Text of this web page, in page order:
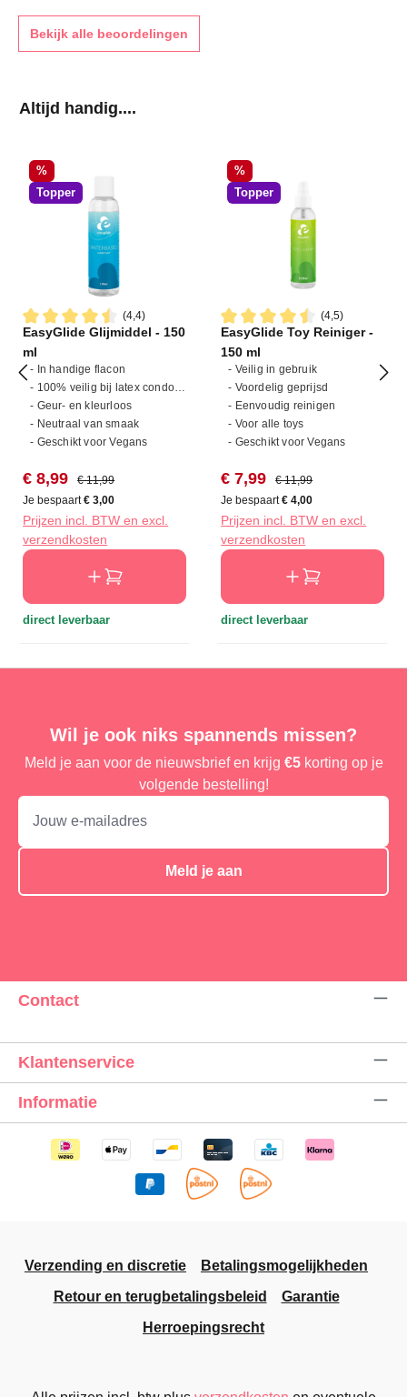
Bekijk alle beoordelingen
Productgalerij overslaan
Altijd handig....
Korting
%
Topper
(4,4)
Gemiddelde waardering van 4.4 van 5 sterren
EasyGlide Glijmiddel - 150
ml
- In handige flacon
- 100% veilig bij latex condooms
- Geur- en kleurloos
- Neutraal van smaak
- Geschikt voor Vegans
Verkoopprijs:
€ 8,99 Normale prijs:
€ 11,99
Je bespaart€ 3,00
Prijzen incl. BTW en excl.
verzendkosten
direct leverbaar
Korting
%
Topper
(4,5)
Gemiddelde waardering van
EasyGlide Toy Reiniger -
150 ml
- Veilig in gebruik
- Voordelig geprijsd
- Eenvoudig reinigen
- Voor alle toys
- Geschikt voor Vegans
Verkoopprijs:
€ 7,99 Normale prijs:
€ 11,99
Je bespaart€ 4,00
Prijzen incl. BTW en excl.
verzendkosten
direct leverbaar
Wil je ook niks spannends missen?
Meld je aan voor de nieuwsbrief en krijg €5korting op je
volgende bestelling!
Meld je aan
Contact
Klantenservice
Informatie
Verzending en discretie
Betalingsmogelijkheden
Retour en terugbetalingsbeleid
Garantie
Herroepingsrecht